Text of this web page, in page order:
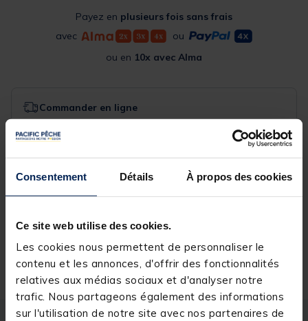
Consentement Détails À propos des cookies
Ce site web utilise des cookies.
Les cookies nous permettent de personnaliser le
contenu et les annonces, d'offrir des fonctionnalités
relatives aux médias sociaux et d'analyser notre
trafic. Nous partageons également des informations
sur l'utilisation de notre site avec nos partenaires de
Payez en plusieurs fois sans frais
avec
ou
ou en 10x avec Alma
Commander en ligne
Acheter en magasin
Choisissez un magasin pour voir la disponibilité
Réserver en ligne et payer en magasin